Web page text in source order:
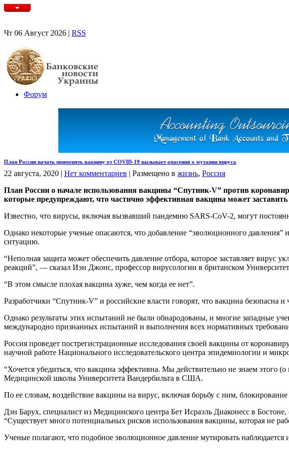
Чт 06 Август 2026 | RSS
Форум
План России начать применять вакцину от COVID-19 вызывает опасения о мутации вируса
22 августа, 2020 | Нет комментариев | Размещено в жизнь, Россия
План России о начале использования вакцины “Спутник-V” против
которые предупреждают, что частично эффективная вакцина может
Известно, что вирусы, включая вызвавший пандемию SARS-CoV-2, могут
Однако некоторые ученые опасаются, что добавление “эволюционного
ситуацию.
“Неполная защита может обеспечить давление отбора, которое заставляет вирус
реакций”, — сказал Иэн Джонс, профессор вирусологии в британском
“В этом смысле плохая вакцина хуже, чем когда ее нет”.
Разработчики “Спутник-V” и российские власти говорят, что вакцина
Однако результаты этих испытаний не были обнародованы, и многие западные
международно признанных испытаний и выполнения всех нормативных
Россия проведет пострегистрационные исследования своей вакцины от
научной работе Национального исследовательского центра эпидемиологии и
“Хочется убедиться, что вакцина эффективна. Мы действительно не знаем этого
Медицинской школы Университета Вандербильта в США.
По ее словам, воздействие вакцины на вирус, включая борьбу с ним,
Дэн Барух, специалист из Медицинского центра Бет Исраэль Диаконесс в
“Существует много потенциальных рисков использования вакцины, которая не
Ученые полагают, что подобное эволюционное давление мутировать